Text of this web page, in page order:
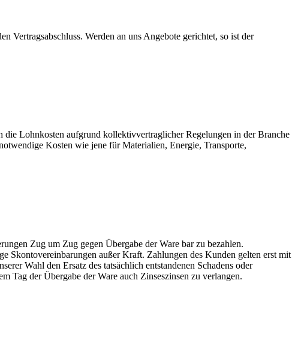
Vertragsabschluss. Werden an uns Angebote gerichtet, so ist der
die Lohnkosten aufgrund kollektivvertraglicher Regelungen in der Branche
Kosten wie jene für Materialien, Energie, Transporte,
Zug um Zug gegen Übergabe der Ware bar zu bezahlen.
Skontovereinbarungen außer Kraft. Zahlungen des Kunden gelten erst mit
Wahl den Ersatz des tatsächlich entstandenen Schadens oder
Tag der Übergabe der Ware auch Zinseszinsen zu verlangen.